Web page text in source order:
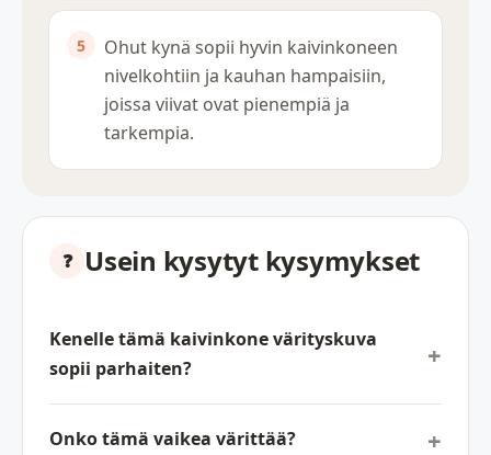
Ohut kynä sopii hyvin kaivinkoneen
nivelkohtiin ja kauhan hampaisiin,
joissa viivat ovat pienempiä ja
tarkempia.
Usein kysytyt kysymykset
Kenelle tämä kaivinkone värityskuva
sopii parhaiten?
Onko tämä vaikea värittää?